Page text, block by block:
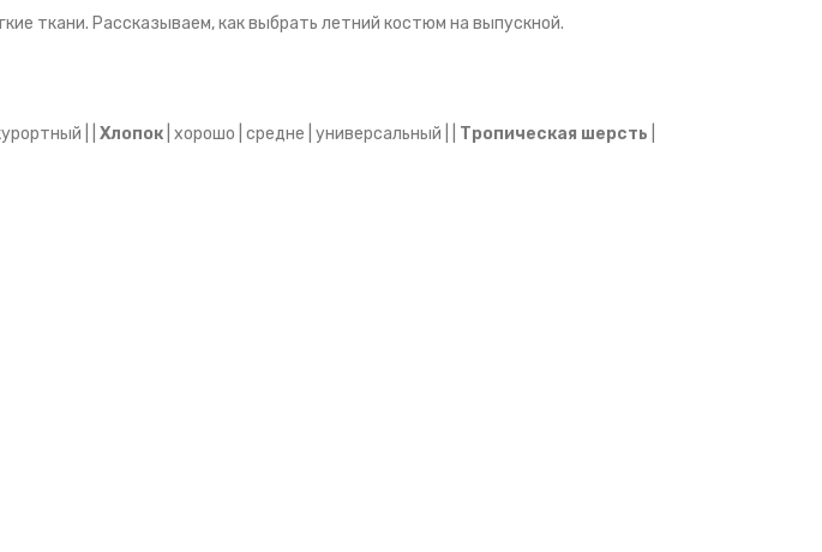
ткани. Рассказываем, как выбрать летний костюм на выпускной.
| | Хлопок | хорошо | средне | универсальный | | Тропическая шерсть